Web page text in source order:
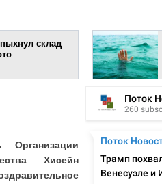
склад
Организации
Хисейн